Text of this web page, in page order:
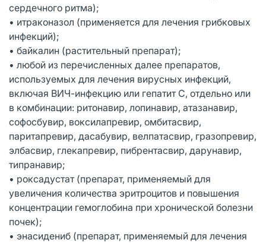
сердечного ритма);
• итраконазол (применяется для лечения грибковых
инфекций);
• байкалин (растительный препарат);
• любой из перечисленных далее препаратов,
используемых для лечения вирусных инфекций,
включая ВИЧ-инфекцию или гепатит С, отдельно или
в комбинации: ритонавир, лопинавир, атазанавир,
софосбувир, воксилапревир, омбитасвир,
паритапревир, дасабувир, велпатасвир, гразопревир,
элбасвир, глекапревир, пибрентасвир, дарунавир,
типранавир;
• роксадустат (препарат, применяемый для
увеличения количества эритроцитов и повышения
концентрации гемоглобина при хронической болезни
почек);
• энасидениб (препарат, применяемый для лечения